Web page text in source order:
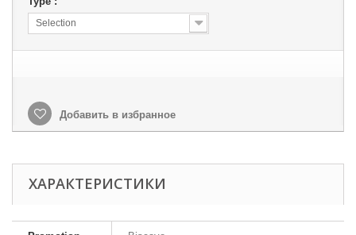
Selection
Добавить в избранное
ХАРАКТЕРИСТИКИ